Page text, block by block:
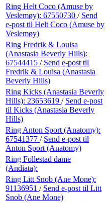
Ring Helt Coco (Amuse by
Veslemøy): 67550730 / Send
e-post til Helt Coco (Amuse by
Veslemøy)
Ring Fredrik & Louisa
(Anastasia Beverly Hills):
67544415 / Send e-post til
Fredrik & Louisa (Anastasia
Beverly Hills)
Ring Kicks (Anastasia Beverly
Hills): 23653619 / Send e-post
til Kicks (Anastasia Beverly
Hills)
Ring Anton Sport (Anatomy):
67541377 / Send e-post til
Anton Sport (Anatomy)
Ring Follestad dame
(Andiata):
Ring Litt Snob (Ane Mone):
91136951 / Send e-post til Litt
Snob (Ane Mone)